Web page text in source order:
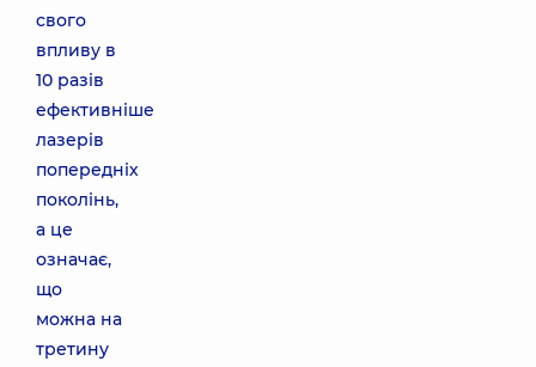
свого
впливу в
10 разів
ефективніше
лазерів
попередніх
поколінь,
а це
означає,
що
можна на
третину